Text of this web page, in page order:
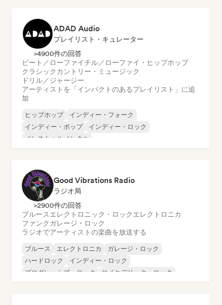
ADAD Audio
プレイリスト・キュレーター
>4900件の回答
ビート／ローファイチル／ローファイ・ヒップホップ
クラシック カントリー・ミュージック
ドリル／ジャージー
アーティストを「インパクトのあるプレイリスト」に追
加
ヒップホップ
インディー・フォーク
インディー・ポップ
インディー・ロック
インストゥルメンタル
Good Vibrations Radio
ラジオ局
>2900件の回答
ブルースエレクトロニック・ロックエレクトロニカ
ファンクガレージ・ロック
ラジオでアーティストの楽曲を放送する
ブルース エレクトロニカ
ガレージ・ロック
ハードロック
インディー・ロック
プログレッシブ・ロック
サイケデリック・ロック